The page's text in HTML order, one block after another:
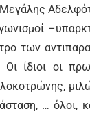
των
ίδιοι οι
… όλοι,